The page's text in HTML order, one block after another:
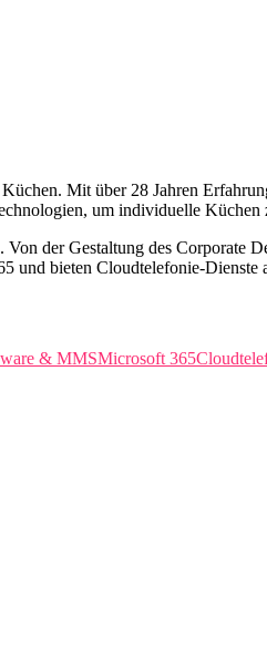
Mit über 28 Jahren
um individuelle
der Gestaltung des
bieten Cloudtelefonie-
& MMSMicrosoft 365